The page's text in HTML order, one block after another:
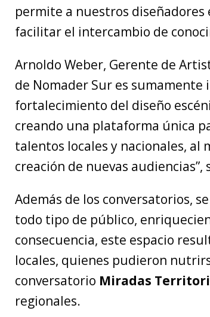
permite a nuestros diseñadores
facilitar el intercambio de
Arnoldo Weber, Gerente de
de Nomader Sur es
fortalecimiento del diseño
creando una plataforma única
talentos locales y nacionales, al
creación de nuevas audiencias”,
Además de los conversatorios,
todo tipo de público,
consecuencia, este espacio
locales, quienes pudieron
conversatorio Miradas
regionales.